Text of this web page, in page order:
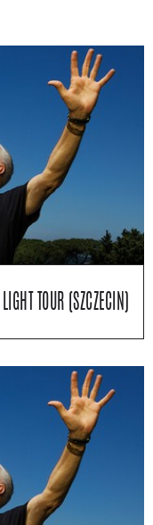
TOUR (SZCZECIN)